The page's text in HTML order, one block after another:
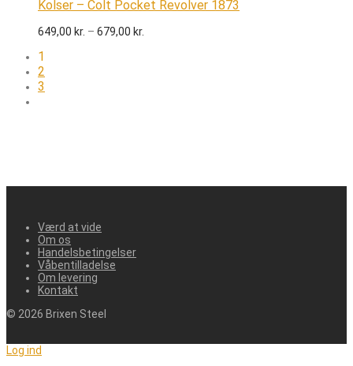
999,00 kr.
Kolser – Colt Pocket Revolver 1873
649,00 kr. – 679,00 kr.
1
2
3
Værd at vide
Om os
Handelsbetingelser
Våbentilladelse
Om levering
Kontakt
© 2026 Brixen Steel
Log ind